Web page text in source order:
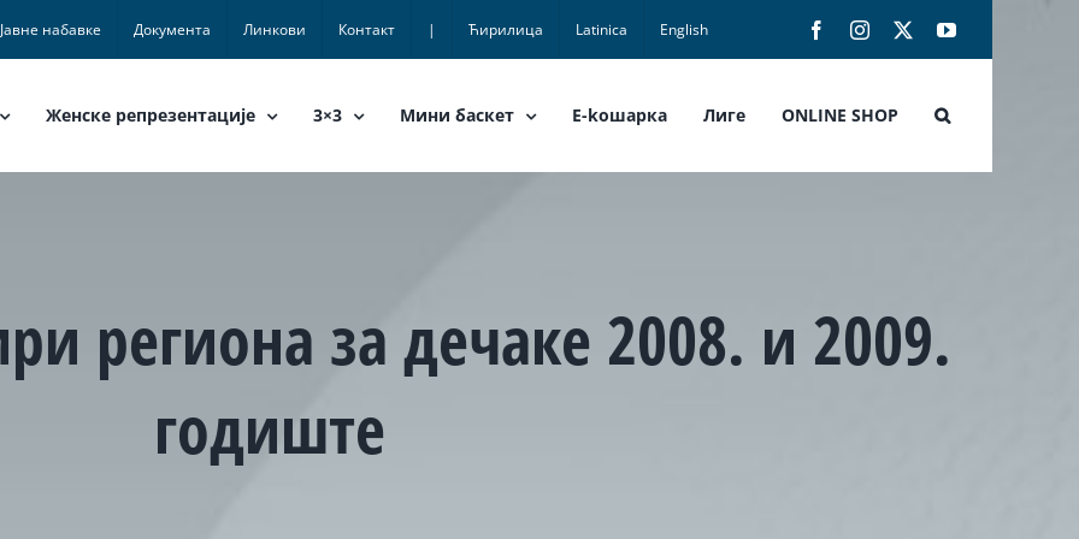
Јавне набавке Документа Линкови Контакт | Ћирилица Latinica English FacebookInstagram YouTube
Женске репрезентације 3×3 Мини баскет E-koшарка Лиге ONLINE SHOP
региона за дечаке 2008. и 2009.
годиште